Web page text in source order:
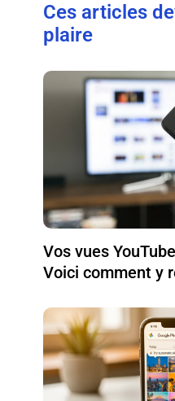
Ces articles
plaire
Vos vues
Voici comment y